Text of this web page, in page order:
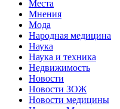
Места
Мнения
Мода
Народная медицина
Наука
Наука и техника
Недвижимость
Новости
Новости ЗОЖ
Новости медицины